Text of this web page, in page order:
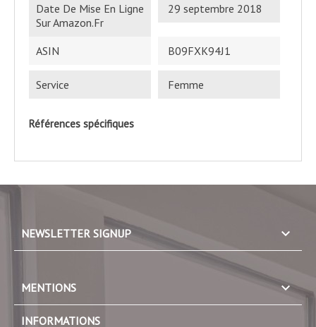
Date De Mise En Ligne
‎ 29 septembre 2018
‎ B09FXK94J1
‎ Femme
Références spécifiques
NEWSLETTER SIGNUP keyboard_arrow_down
MENTIONS 
INFORMATIONS